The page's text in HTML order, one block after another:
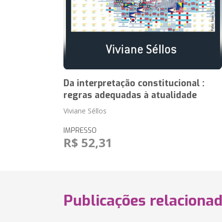
Da interpretação constitucional :
regras adequadas à atualidade
Viviane Séllos
IMPRESSO
R$ 52,31
Publicações